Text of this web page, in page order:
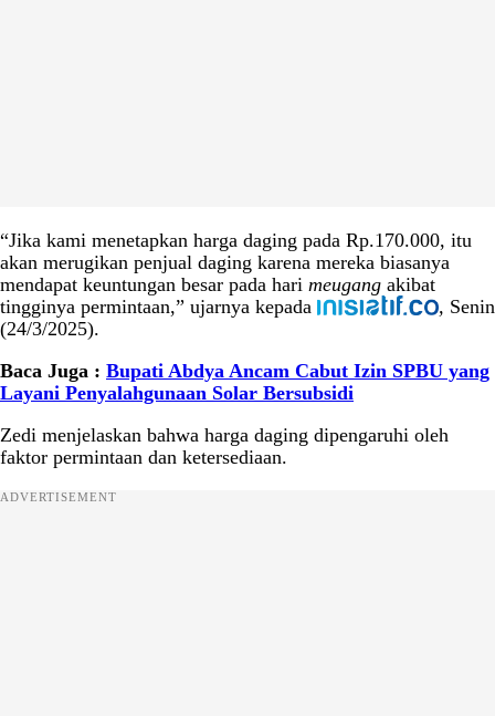
“Jika kami menetapkan harga daging pada Rp.170.000, itu
akan merugikan penjual daging karena mereka biasanya
mendapat keuntungan besar pada hari meugang akibat
tingginya permintaan,” ujarnya kepada
, Senin
(24/3/2025).
Baca Juga : Bupati Abdya Ancam Cabut Izin SPBU yang
Layani Penyalahgunaan Solar Bersubsidi
Zedi menjelaskan bahwa harga daging dipengaruhi oleh
faktor permintaan dan ketersediaan.
ADVERTISEMENT